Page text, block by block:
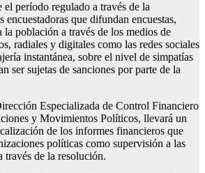
el período regulado a través de la
encuestadoras que difundan encuestas,
la población a través de los medios de
radiales y digitales como las redes sociales
instantánea, sobre el nivel de simpatías
ser sujetas de sanciones por parte de la
Especializada de Control Financiero
y Movimientos Políticos, llevará un
de los informes financieros que
políticas como supervisión a las
través de la resolución.